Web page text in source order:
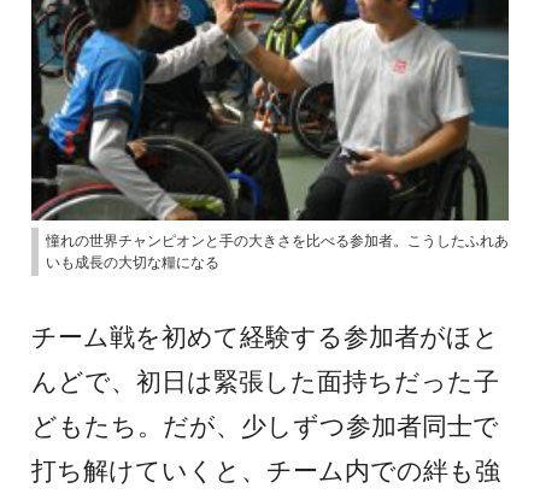
憧れの世界チャンピオンと手の大きさを比べる参加者。こうしたふれあ
いも成長の大切な糧になる
チーム戦を初めて経験する参加者がほと
んどで、初日は緊張した面持ちだった子
どもたち。だが、少しずつ参加者同士で
打ち解けていくと、チーム内での絆も強